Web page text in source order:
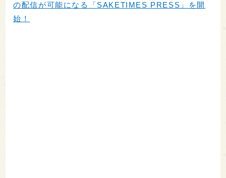
の配信が可能になる「SAKETIMES PRESS」を開
始！